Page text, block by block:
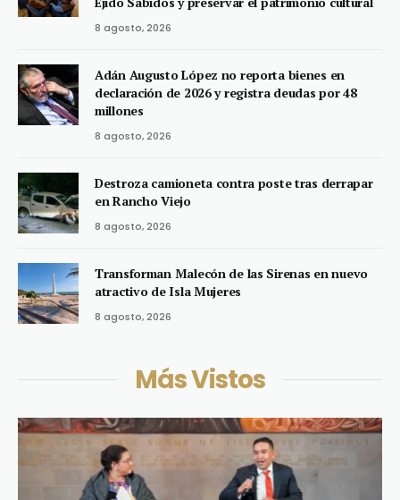
8 agosto, 2026
Adán Augusto López no reporta bienes en
declaración de 2026 y registra deudas por 48
millones
8 agosto, 2026
Destroza camioneta contra poste tras derrapar
en Rancho Viejo
8 agosto, 2026
Transforman Malecón de las Sirenas en nuevo
atractivo de Isla Mujeres
8 agosto, 2026
Más Vistos